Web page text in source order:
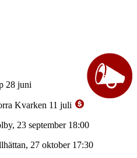
28 juni
Kvarken 11 juli
23 september 18:00
27 oktober 17:30